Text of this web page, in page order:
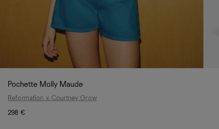
Pochette Molly Maude
Reformation x Courtney Grow
298 €